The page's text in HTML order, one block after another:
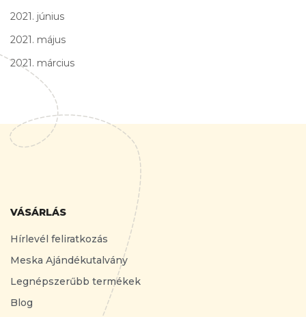
2021. június
2021. május
2021. március
VÁSÁRLÁS
Hírlevél feliratkozás
Meska Ajándékutalvány
Legnépszerűbb termékek
Blog